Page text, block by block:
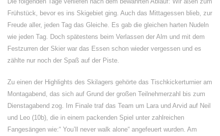
Frühstück, bevor es ins Skigebiet ging. Auch das Mittagessen blieb, zur
Freude aller, jeden Tag das Gleiche. Es gab die gleichen harten Nudeln
wie jeden Tag. Doch spätestens beim Verlassen der Alm und mit dem
Festzurren der Skier war das Essen schon wieder vergessen und es
zählte nur noch der Spaß auf der Piste.
Zu einen der Highlights des Skilagers gehörte das Tischkickerturnier am
Montagabend, das sich auf Grund der großen Teilnehmerzahl bis zum
Dienstagabend zog. Im Finale traf das Team um Lara und Arvid auf Neil
und Leo (10b), die in einem packenden Spiel unter zahlreichen
Fangesängen wie:“ You’ll never walk alone“ angefeuert wurden. Am